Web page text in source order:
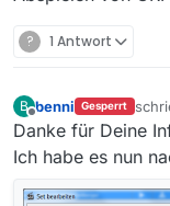
? 1 Antwort
B
Offline
benni Gesperrt
Danke für Deine
Ich habe es nun